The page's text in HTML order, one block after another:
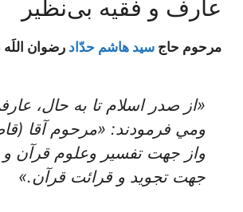
عارف و فقیه بی‌نظیر
مرحوم حاج سید هاشم حدّاد رضوان اللَه
«از صدر اسلام تا به حال،
ومي فرمودند: «مرحوم‌ آقا
واز جهت‌ تفسیر وعلوم‌ قرآن‌
جهت‌ تجوید و قرائت‌ قرآن‌.»